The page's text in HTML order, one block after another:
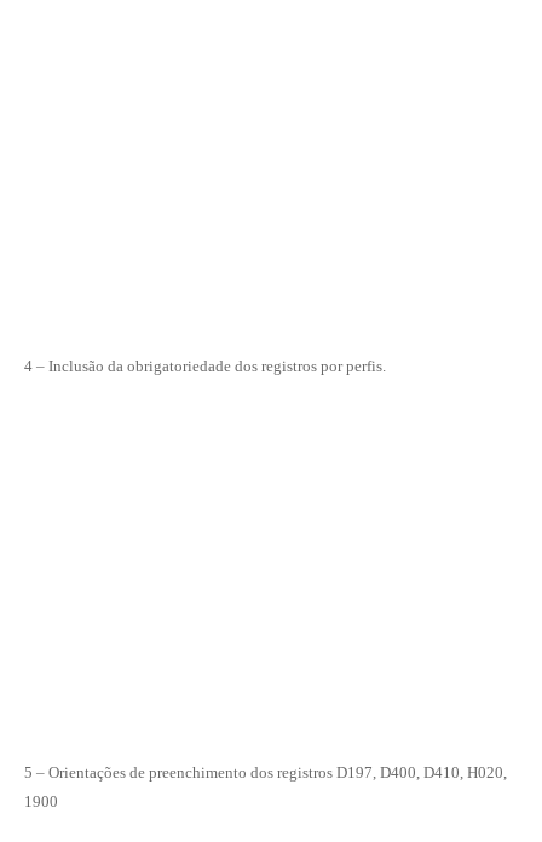
4 – Inclusão da obrigatoriedade dos registros por perfis.
5 – Orientações de preenchimento dos registros D197, D400, D410, H020,
1900